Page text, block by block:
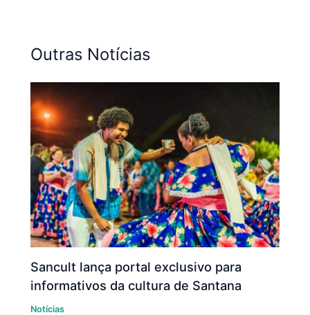
Outras Notícias
Sancult lança portal exclusivo para
informativos da cultura de Santana
Notícias